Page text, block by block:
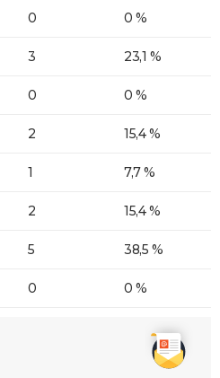
0 0 %
3 23,1 %
0 0 %
2 15,4 %
1 7,7 %
2 15,4 %
5 38,5 %
0 0 %